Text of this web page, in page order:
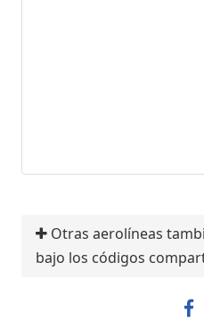
Otras aerolíneas
bajo los códigos